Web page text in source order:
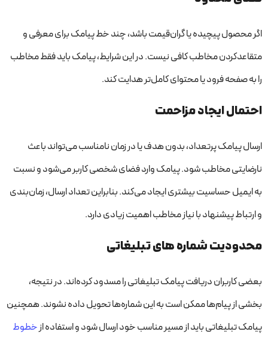
اگر محصول پیچیده یا گران‌قیمت باشد، چند خط پیامک برای معرفی و
متقاعدکردن مخاطب کافی نیست. در این شرایط، پیامک باید فقط مخاطب
را به صفحه فرود یا محتوای کامل‌تر هدایت کند.
احتمال ایجاد مزاحمت
ارسال پیامک پرتعداد، بدون هدف یا در زمان نامناسب می‌تواند باعث
نارضایتی مخاطب شود. پیامک وارد فضای شخصی کاربر می‌شود و نسبت
به ایمیل حساسیت بیشتری ایجاد می‌کند. بنابراین تعداد ارسال، زمان‌بندی
و ارتباط پیشنهاد با نیاز مخاطب اهمیت زیادی دارد.
محدودیت شماره های تبلیغاتی
بعضی کاربران دریافت پیامک تبلیغاتی را مسدود کرده‌اند. در نتیجه،
بخشی از پیام‌ها ممکن است به این شماره‌ها تحویل داده نشوند. همچنین
پیامک تبلیغاتی باید از مسیر مناسب خود ارسال شود و استفاده ازخطوط